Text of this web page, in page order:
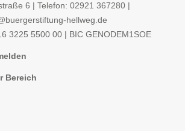
6 | Telefon: 02921 367280 |
hellweg.de
3225 5500 00 | BIC GENODEM1SOE
Bereich